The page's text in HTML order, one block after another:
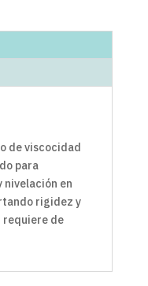
de viscocidad
para
nivelación en
rigidez y
requiere de